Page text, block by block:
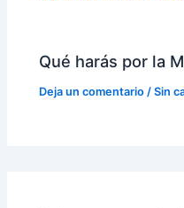
Qué harás por la
Deja un comentario /Sin